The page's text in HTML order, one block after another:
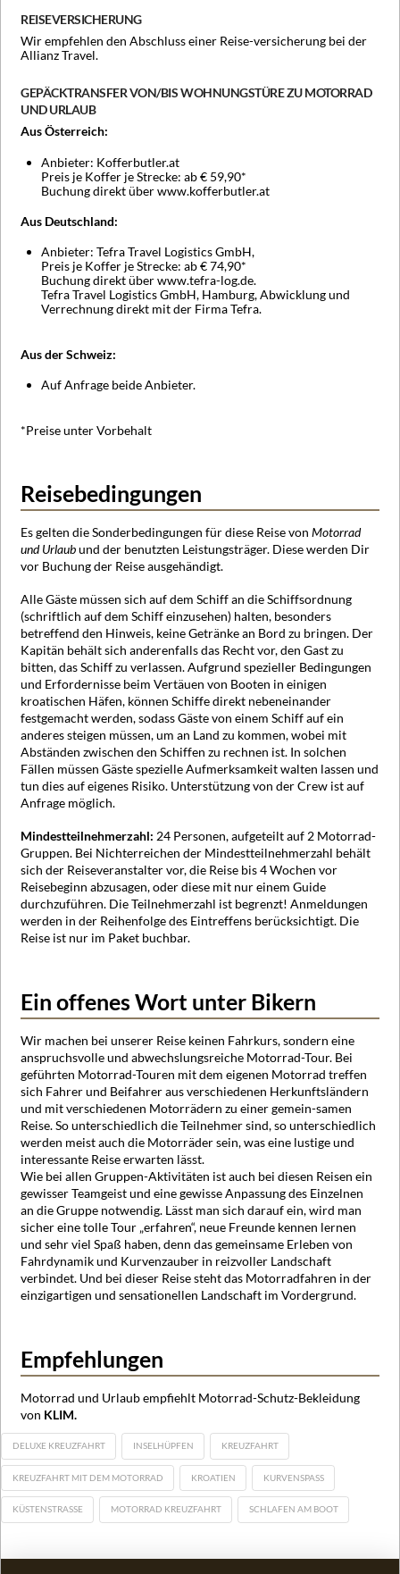
REISEVERSICHERUNG
Wir empfehlen den Abschluss einer Reise-versicherung bei der
Allianz Travel.
GEPÄCKTRANSFER VON/BIS WOHNUNGSTÜRE ZU MOTORRAD
UND URLAUB
Aus Österreich:
Anbieter: Kofferbutler.at
Preis je Koffer je Strecke: ab € 59,90*
Buchung direkt über www.kofferbutler.at
Aus Deutschland:
Anbieter: Tefra Travel Logistics GmbH,
Preis je Koffer je Strecke: ab € 74,90*
Buchung direkt über www.tefra-log.de.
Tefra Travel Logistics GmbH, Hamburg, Abwicklung und
Verrechnung direkt mit der Firma Tefra.
Aus der Schweiz:
Auf Anfrage beide Anbieter.
*Preise unter Vorbehalt
Reisebedingungen
Es gelten die Sonderbedingungen für diese Reise vonMotorrad
und Urlaubund der benutzten Leistungsträger. Diese werden Dir
vor Buchung der Reise ausgehändigt.
Alle Gäste müssen sich auf dem Schiff an die Schiffsordnung
(schriftlich auf dem Schiff einzusehen) halten, besonders
betreffend den Hinweis, keine Getränke an Bord zu bringen. Der
Kapitän behält sich anderenfalls das Recht vor, den Gast zu
bitten, das Schiff zu verlassen. Aufgrund spezieller Bedingungen
und Erfordernisse beim Vertäuen von Booten in einigen
kroatischen Häfen, können Schiffe direkt nebeneinander
festgemacht werden, sodass Gäste von einem Schiff auf ein
anderes steigen müssen, um an Land zu kommen, wobei mit
Abständen zwischen den Schiffen zu rechnen ist. In solchen
Fällen müssen Gäste spezielle Aufmerksamkeit walten lassen und
tun dies auf eigenes Risiko. Unterstützung von der Crew ist auf
Anfrage möglich.
Mindestteilnehmerzahl: 24 Personen, aufgeteilt auf 2 Motorrad-
Gruppen. Bei Nichterreichen der Mindestteilnehmerzahl behält
sich der Reiseveranstalter vor, die Reise bis 4 Wochen vor
Reisebeginn abzusagen, oder diese mit nur einem Guide
durchzuführen. Die Teilnehmerzahl ist begrenzt! Anmeldungen
werden in der Reihenfolge des Eintreffens berücksichtigt. Die
Reise ist nur im Paket buchbar.
Ein offenes Wort unter Bikern
Wir machen bei unserer Reise keinen Fahrkurs, sondern eine
anspruchsvolle und abwechslungsreiche Motorrad-Tour. Bei
geführten Motorrad-Touren mit dem eigenen Motorrad treffen
sich Fahrer und Beifahrer aus verschiedenen Herkunftsländern
und mit verschiedenen Motorrädern zu einer gemein-samen
Reise. So unterschiedlich die Teilnehmer sind, so unterschiedlich
werden meist auch die Motorräder sein, was eine lustige und
interessante Reise erwarten lässt.
Wie bei allen Gruppen-Aktivitäten ist auch bei diesen Reisen ein
gewisser Teamgeist und eine gewisse Anpassung des Einzelnen
an die Gruppe notwendig. Lässt man sich darauf ein, wird man
sicher eine tolle Tour „erfahren“, neue Freunde kennen lernen
und sehr viel Spaß haben, denn das gemeinsame Erleben von
Fahrdynamik und Kurvenzauber in reizvoller Landschaft
verbindet. Und bei dieser Reise steht das Motorradfahren in der
einzigartigen und sensationellen Landschaft im Vordergrund.
Empfehlungen
Motorrad und Urlaub empfiehlt Motorrad-Schutz-Bekleidung
von KLIM.
DELUXE KREUZFAHRT INSELHÜPFEN KREUZFAHRT
KREUZFAHRT MIT DEM MOTORRAD KROATIEN KURVENSPASS
KÜSTENSTRASSE MOTORRAD KREUZFAHRT SCHLAFEN AM BOOT